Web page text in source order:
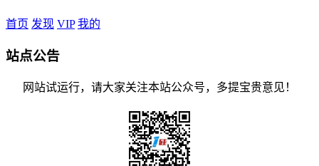
首页 发现 VIP 我的
站点公告
网站试运行，请大家关注本站公众号，多提宝贵意见！